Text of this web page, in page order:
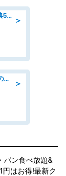
＞
2026年転職応援キャンペーン!入社特典58万円/デンソーで働こう!自動車工場で小型部品の検査業務 denso aichi
＞
「土日祝休み」治験コーディネーターのお仕事/未経験OK
パン食べ放題&
円はお得!最新ク